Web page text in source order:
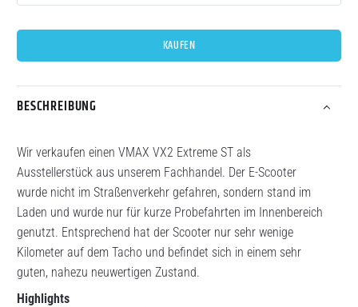
KAUFEN
BESCHREIBUNG
Wir verkaufen einen VMAX VX2 Extreme ST als
Ausstellerstück aus unserem Fachhandel. Der E-Scooter
wurde nicht im Straßenverkehr gefahren, sondern stand im
Laden und wurde nur für kurze Probefahrten im Innenbereich
genutzt. Entsprechend hat der Scooter nur sehr wenige
Kilometer auf dem Tacho und befindet sich in einem sehr
guten, nahezu neuwertigen Zustand.
Highlights